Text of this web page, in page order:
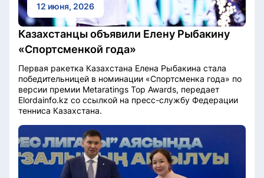
12 июня, 2026
Казахстанцы объявили Елену Рыбакину
«Спортсменкой года»
Первая ракетка Казахстана Елена Рыбакина стала
победительницей в номинации «Спортсменка года» по
версии премии Metaratings Top Awards, передает
Elordainfo.kz со ссылкой на пресс-службу Федерации
тенниса Казахстана.